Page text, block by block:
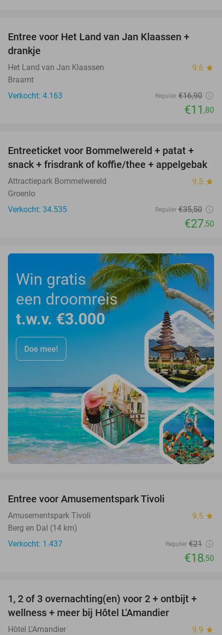
Entree voor Het Land van Jan Klaassen +
drankje
Het Land van Jan Klaassen 9.6 star
Braamt
Verkocht: 4.163
Regulier €16,90
€11 ,80
23%
Entreeticket voor Bommelwereld + patat +
snack + frisdrank of koffie/thee + appelgebak
Attractiepark Bommelwereld 9.5 star
Groenlo
Verkocht: 34.535
Regulier €35,50
€27,50
Win gratis
een droomreis
t.w.v. €3.000
Doe mee!
Entree voor Amusementspark Tivoli
Amusementspark Tivoli 9.5 star
Berg en Dal (14 km)
Verkocht: 1.437
Regulier €21
€18,50
32%
TODAY
1, 2 of 3 overnachting(en) voor 2 + ontbijt +
wellness + meer bij Hôtel L'Amandier
Hôtel L'Amandier 9.9 star